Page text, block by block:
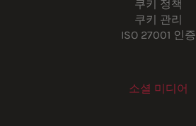
쿠키 정책
쿠키 관리
ISO 27001 인증
소셜 미디어